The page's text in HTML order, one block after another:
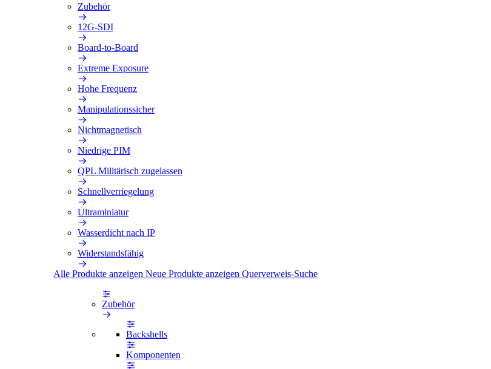
Zubehör
12G-SDI
Board-to-Board
Extreme Exposure
Hohe Frequenz
Manipulationssicher
Nichtmagnetisch
Niedrige PIM
QPL Militärisch zugelassen
Schnellverriegelung
Ultraminiatur
Wasserdicht nach IP
Widerstandsfähig
Alle Produkte anzeigen Neue Produkte anzeigen Querverweis-Suche
Zubehör
Backshells
Komponenten